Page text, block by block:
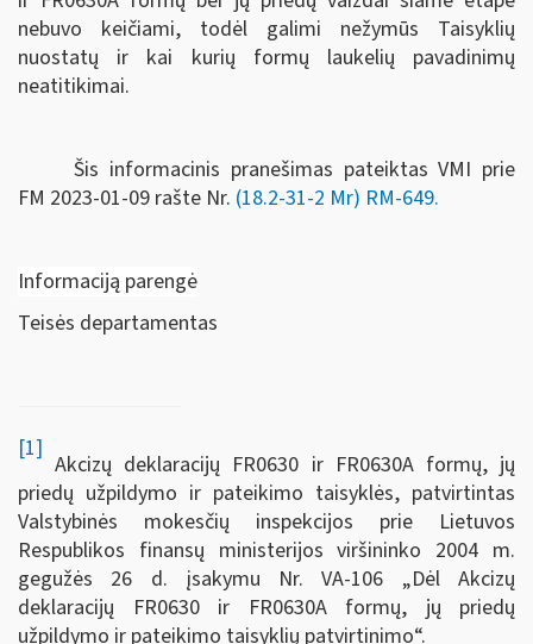
nebuvo keičiami, todėl galimi nežymūs Taisyklių
nuostatų ir kai kurių formų laukelių pavadinimų
neatitikimai.
Šis informacinis pranešimas pateiktas VMI prie
FM 2023-01-09 rašte Nr. (18.2-31-2 Mr) RM-649.
Informaciją parengė
Teisės departamentas
[1]
Akcizų deklaracijų FR0630 ir FR0630A formų, jų
priedų užpildymo ir pateikimo taisyklės, patvirtintas
Valstybinės mokesčių inspekcijos prie Lietuvos
Respublikos finansų ministerijos viršininko 2004 m.
gegužės 26 d. įsakymu Nr. VA-106 „Dėl Akcizų
deklaracijų FR0630 ir FR0630A formų, jų priedų
užpildymo ir pateikimo taisyklių patvirtinimo“.